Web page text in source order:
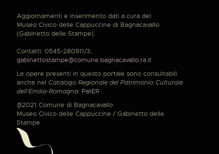
Aggiornamenti e inserimento dati a cura del
Museo Civico delle Cappuccine di Bagnacavallo
(Gabinetto delle Stampe).
Contatti: 0545-280911/3;
gabinettostampe@comune.bagnacavallo.ra.it
Le opere presenti in questo portale sono consultabili
anche nel Catalogo Regionale del Patrimonio Culturale
dell'Emilia-Romagna: PatER.
@2021 Comune di Bagnacavallo
Museo Civico delle Cappuccine / Gabinetto delle
Stampe